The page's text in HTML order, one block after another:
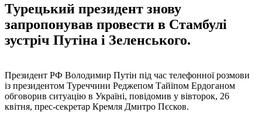
Турецький президент знову
запропонував провести в Стамбулі
зустріч Путіна і Зеленського.
Президент РФ Володимир Путін під час телефонної розмови
із президентом Туреччини Реджепом Тайїпом Ердоганом
обговорив ситуацію в Україні, повідомив у вівторок, 26
квітня, прес-секретар Кремля Дмитро Пєсков.